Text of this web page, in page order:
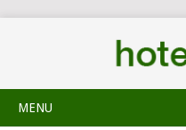
MENU